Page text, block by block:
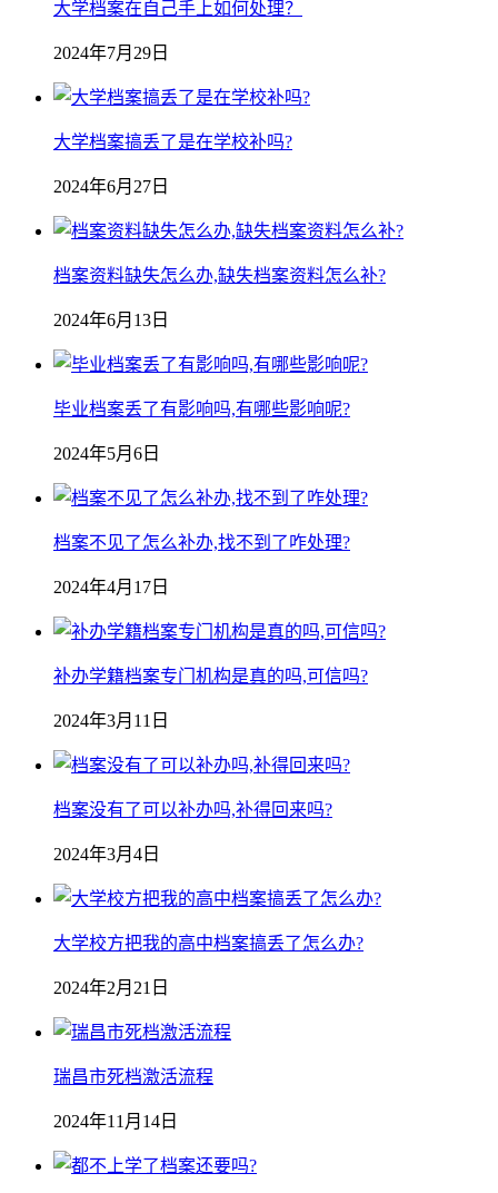
大学档案在自己手上如何处理？
2024年7月29日
大学档案搞丢了是在学校补吗?
2024年6月27日
档案资料缺失怎么办,缺失档案资料怎么补?
2024年6月13日
毕业档案丢了有影响吗,有哪些影响呢?
2024年5月6日
档案不见了怎么补办,找不到了咋处理?
2024年4月17日
补办学籍档案专门机构是真的吗,可信吗?
2024年3月11日
档案没有了可以补办吗,补得回来吗?
2024年3月4日
大学校方把我的高中档案搞丢了怎么办?
2024年2月21日
瑞昌市死档激活流程
2024年11月14日